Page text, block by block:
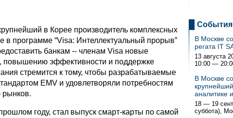
в Корее производитель комплексных
в программе “Visa: Интеллектуальный прорыв”
банкам -- членам Visa новые
повышению эффективности и поддержке
стремится к тому, чтобы разрабатываемые
EMV и удовлетворяли потребностям
рынков.
году, стал выпуск смарт-карты по самой
События
В Москве
регата IT
13 августа
10:00 —
В Москве
аналитике
18 — 19
суббота),